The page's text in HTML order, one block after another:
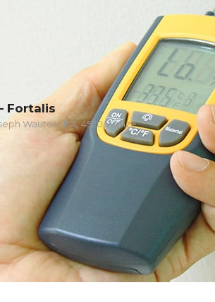
Fortalis
Wauters 15A, 4520 Wanze